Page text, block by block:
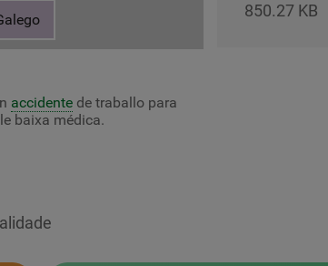
accidente de traballo para
baixa médica.
850.27 KB